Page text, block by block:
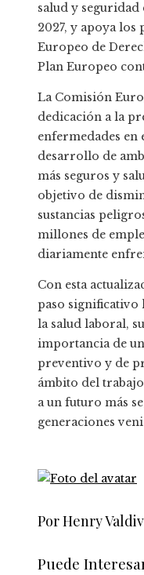
salud y seguridad
2027, y apoya
Europeo de
Plan Europeo
La Comisión
dedicación a la
enfermedades en
desarrollo de
más seguros y
objetivo de
sustancias
millones de
diariamente
Con esta
paso significativo
la salud laboral,
importancia de
preventivo y de
ámbito del
a un futuro más
generaciones
Por Henry
Puede